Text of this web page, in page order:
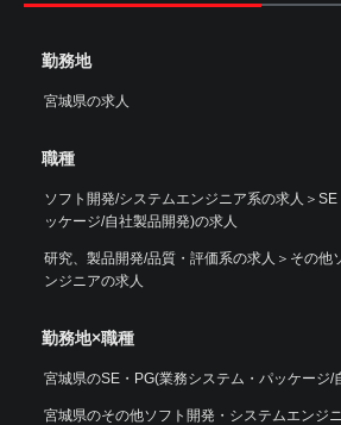
勤務地
宮城県の求人
職種
ソフト開発/システムエンジニア系の求人 ＞ SE
ッケージ/自社製品開発)の求人
研究、製品開発/品質・評価系の求人 ＞ その他
ンジニアの求人
勤務地×職種
宮城県のSE・PG(業務システム・パッケージ/
宮城県のその他ソフト開発・システムエンジ